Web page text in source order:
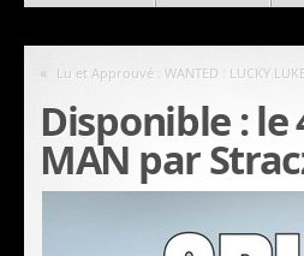
« Lu et Approuvé : WANTED : LUCKY LUKE
Disponible : le
MAN par